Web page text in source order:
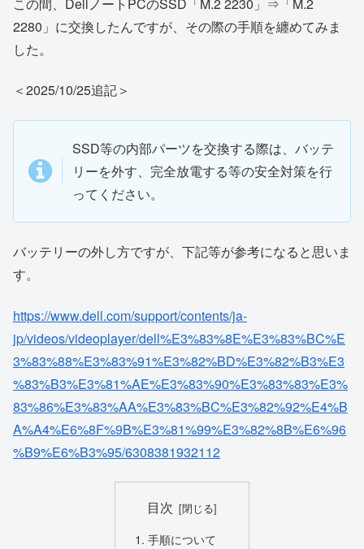
2280」に交換したんですが、その際の手順を纏めてみま
した。
＜2025/10/25追記＞
SSD等の内部パーツを交換する際は、バッテ
リーを外す、完全放電する等の安全対策を行
ってください。
バッテリーの外し方ですが、下記等が参考になると思いま
す。
https://www.dell.com/support/contents/ja-
jp/videos/videoplayer/dell%E3%83%8E%E3%83%BC%E
3%83%88%E3%83%91%E3%82%BD%E3%82%B3%E3
%83%B3%E3%81%AE%E3%83%90%E3%83%83%E3%
83%86%E3%83%AA%E3%83%BC%E3%82%92%E4%B
A%A4%E6%8F%9B%E3%81%99%E3%82%8B%E6%96
%B9%E6%B3%95/6308381932112
目次
手順について